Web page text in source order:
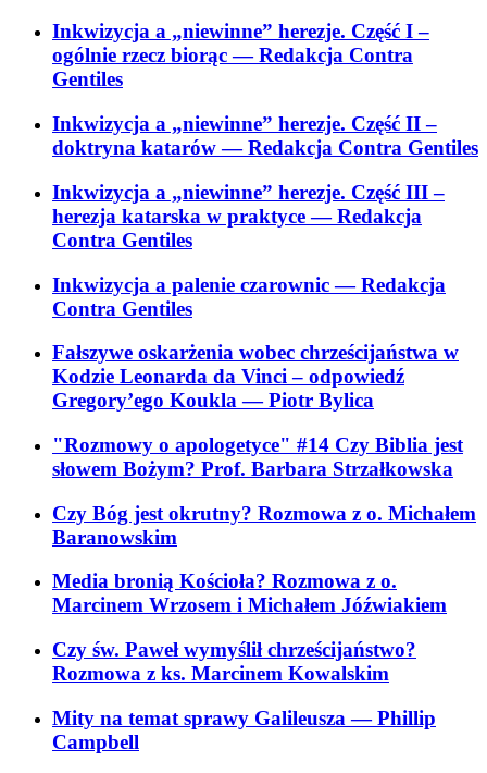
Inkwizycja a „niewinne” herezje. Część I –
ogólnie rzecz biorąc— Redakcja Contra
Gentiles
Inkwizycja a „niewinne” herezje. Część II –
doktryna katarów— Redakcja Contra Gentiles
Inkwizycja a „niewinne” herezje. Część III –
herezja katarska w praktyce— Redakcja
Contra Gentiles
Inkwizycja a palenie czarownic— Redakcja
Contra Gentiles
Fałszywe oskarżenia wobec chrześcijaństwa w
Kodzie Leonarda da Vinci – odpowiedź
Gregory’ego Koukla— Piotr Bylica
"Rozmowy o apologetyce" #14 Czy Biblia jest
słowem Bożym? Prof. Barbara Strzałkowska
Czy Bóg jest okrutny? Rozmowa z o. Michałem
Baranowskim
Media bronią Kościoła? Rozmowa z o.
Marcinem Wrzosem i Michałem Jóźwiakiem
Czy św. Paweł wymyślił chrześcijaństwo?
Rozmowa z ks. Marcinem Kowalskim
Mity na temat sprawy Galileusza— Phillip
Campbell